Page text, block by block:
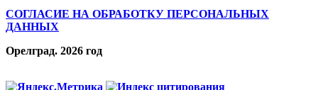
СОГЛАСИЕ НА ОБРАБОТКУ ПЕРСОНАЛЬНЫХ
ДАННЫХ
Орелград. 2026 год